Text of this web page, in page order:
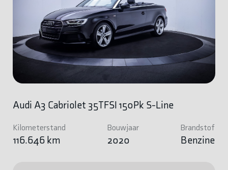
Audi A3 Cabriolet 35TFSI 150Pk S-Line
Kilometerstand
116.646 km
Bouwjaar
2020
Brandstof
Benzine